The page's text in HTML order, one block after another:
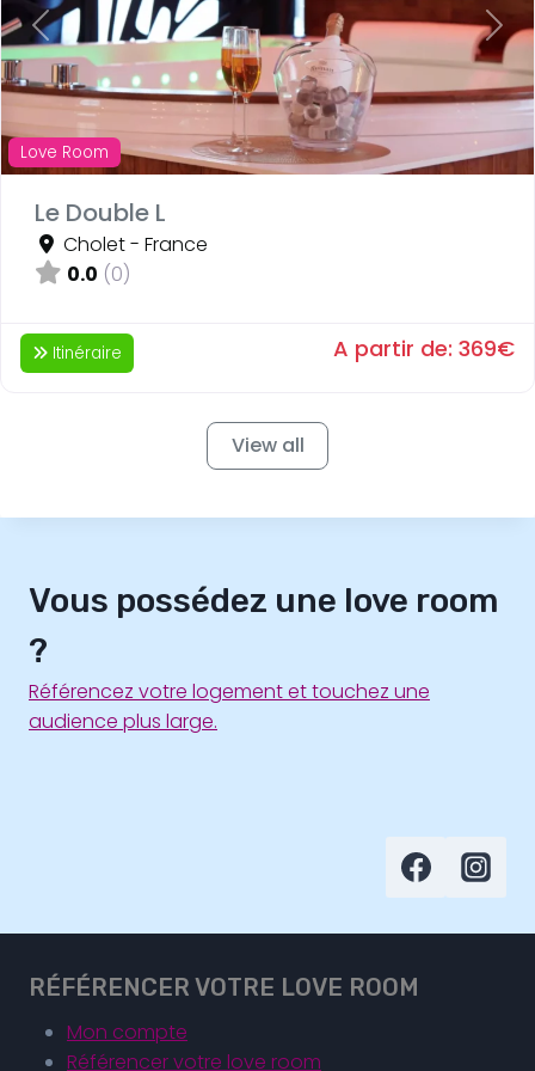
Love Room
Previous Next
Le Double L
Cholet- France
0.0 (0)
Itinéraire A partir de: 369€
View all
Vous possédez une love room
?
Référencez votre logement et touchez une
audience plus large.
RÉFÉRENCER VOTRE LOVE ROOM
Mon compte
Référencer votre love room